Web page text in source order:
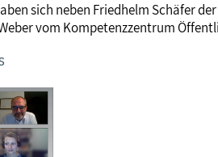
sich neben Friedhelm Schäfer
vom Kompetenzzentrum